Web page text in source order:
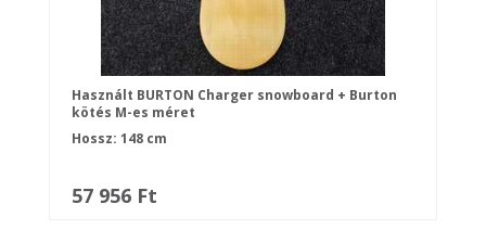
Használt BURTON Charger snowboard + Burton
kötés M-es méret
Hossz: 148 cm
57 956 Ft